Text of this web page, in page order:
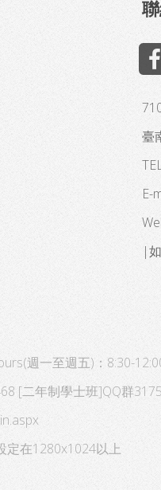
臺
E-
|
週一至週五)：8:30-
[二年制學士班]QQ群
定在1280x1024以上